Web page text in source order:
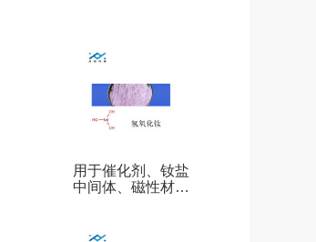
用于催化剂、钕盐
中间体、磁性材料